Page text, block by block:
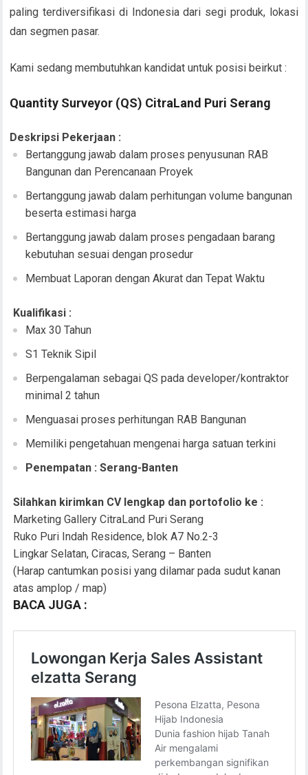
paling terdiversifikasi di Indonesia dari segi produk, lokasi
dan segmen pasar.
Kami sedang membutuhkan kandidat untuk posisi beirkut :
Quantity Surveyor (QS) CitraLand Puri Serang
Deskripsi Pekerjaan :
Bertanggung jawab dalam proses penyusunan RAB
Bangunan dan Perencanaan Proyek
Bertanggung jawab dalam perhitungan volume bangunan
beserta estimasi harga
Bertanggung jawab dalam proses pengadaan barang
kebutuhan sesuai dengan prosedur
Membuat Laporan dengan Akurat dan Tepat Waktu
Kualifikasi :
Max 30 Tahun
S1 Teknik Sipil
Berpengalaman sebagai QS pada developer/kontraktor
minimal 2 tahun
Menguasai proses perhitungan RAB Bangunan
Memiliki pengetahuan mengenai harga satuan terkini
Penempatan : Serang-Banten
Silahkan kirimkan CV lengkap dan portofolio ke :
Marketing Gallery CitraLand Puri Serang
Ruko Puri Indah Residence, blok A7 No.2-3
Lingkar Selatan, Ciracas, Serang – Banten
(Harap cantumkan posisi yang dilamar pada sudut kanan
atas amplop / map)
BACA JUGA :